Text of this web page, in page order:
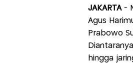
JAKARTA-
Agus
Prabowo
hingga